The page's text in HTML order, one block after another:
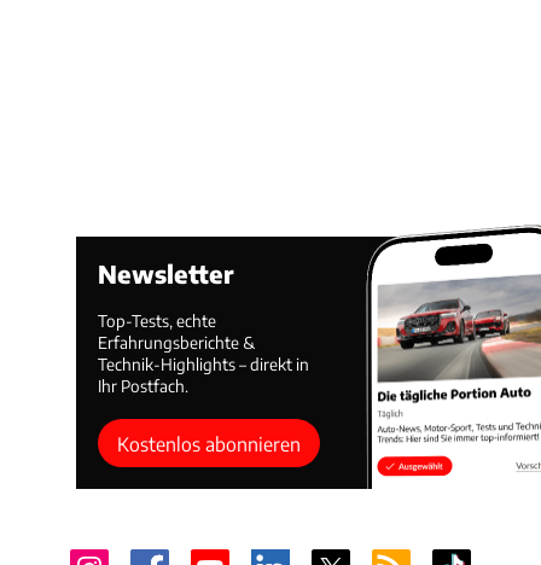
Newsletter
Top-Tests, echte
Erfahrungsberichte &
Technik-Highlights – direkt in
Ihr Postfach.
Kostenlos abonnieren